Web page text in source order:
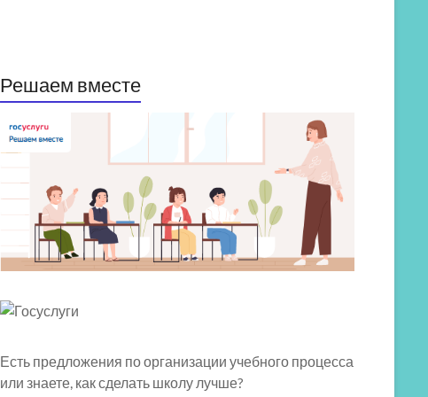
Решаем вместе
Есть предложения по организации учебного процесса
или знаете, как сделать школу лучше?